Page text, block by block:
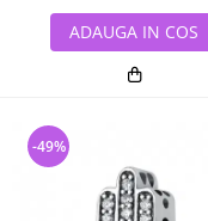
ADAUGA IN COS
-49%